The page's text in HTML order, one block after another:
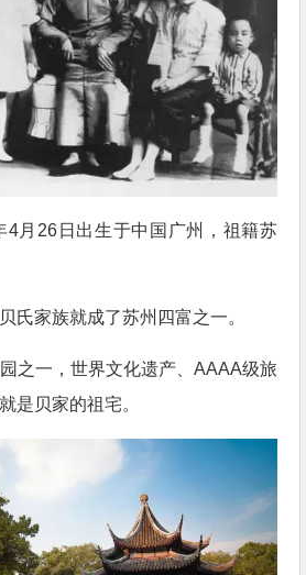
4月26日出生于中国广州，祖籍苏
氏家族就成了苏州四富之一。
之一，世界文化遗产、AAAA级旅
贝家的祖宅。